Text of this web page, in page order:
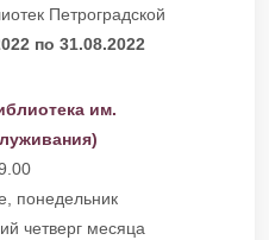
Петроградской
по 31.08.2022
им.
понедельник
четверг месяца